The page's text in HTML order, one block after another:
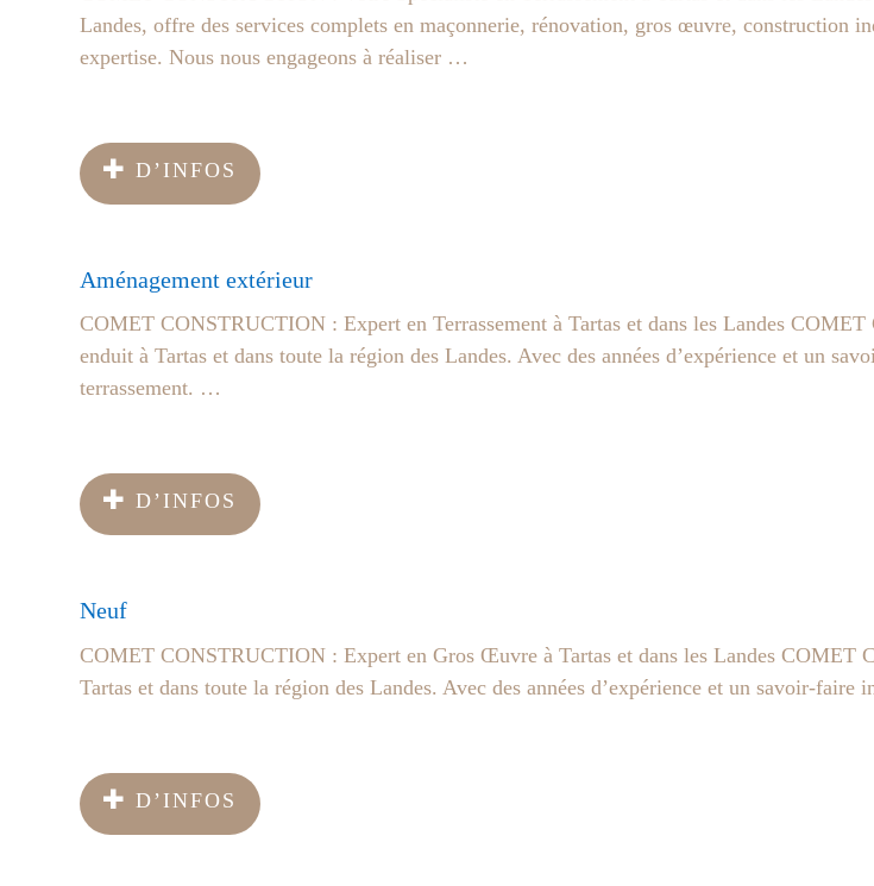
Landes, offre des services complets en maçonnerie, rénovation, gros œuvre, construction
expertise. Nous nous engageons à réaliser …
D’INFOS
Aménagement extérieur
COMET CONSTRUCTION : Expert en Terrassement à Tartas et dans les Landes
enduit à Tartas et dans toute la région des Landes. Avec des années d’expérience et un
terrassement. …
D’INFOS
Neuf
COMET CONSTRUCTION : Expert en Gros Œuvre à Tartas et dans les Landes COMET
Tartas et dans toute la région des Landes. Avec des années d’expérience et un savoir-
D’INFOS